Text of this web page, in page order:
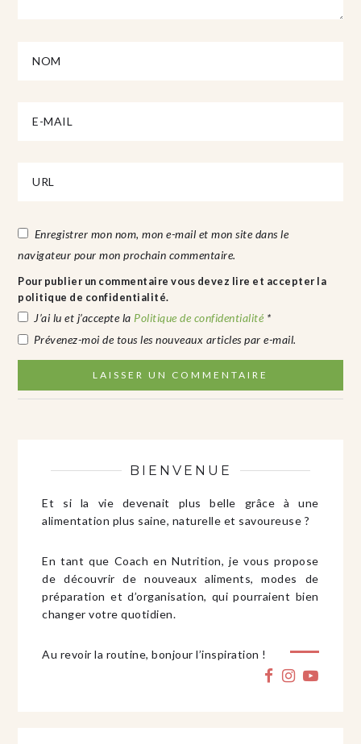
Enregistrer mon nom, mon e-mail et mon site dans le
navigateur pour mon prochain commentaire.
Pour publier un commentaire vous devez lire et accepter la
politique de confidentialité.
J’ai lu et j’accepte la Politique de confidentialité *
Prévenez-moi de tous les nouveaux articles par e-mail.
BIENVENUE
Et si la vie devenait plus belle grâce à une
alimentation plus saine, naturelle et savoureuse ?
En tant que Coach en Nutrition, je vous propose
de découvrir de nouveaux aliments, modes de
préparation et d’organisation, qui pourraient bien
changer votre quotidien.
Au revoir la routine, bonjour l’inspiration !